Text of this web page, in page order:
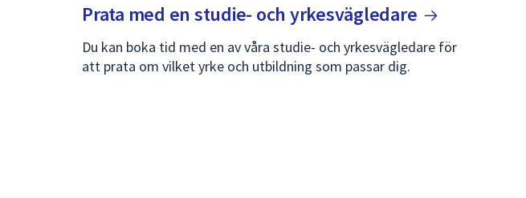
Prata med en studie- och yrkesvägledare
Du kan boka tid med en av våra studie- och yrkesvägledare för
att prata om vilket yrke och utbildning som passar dig.